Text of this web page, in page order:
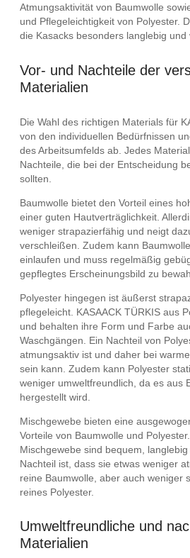
Atmungsaktivität von Baumwolle
und Pflegeleichtigkeit von Polyester.
die Kasacks besonders langlebig und
Vor- und Nachteile der
Materialien
Die Wahl des richtigen Materials für
von den individuellen Bedürfnissen
des Arbeitsumfelds ab. Jedes
Nachteile, die bei der Entscheidung
sollten.
Baumwolle bietet den Vorteil eines
einer guten Hautverträglichkeit.
weniger strapazierfähig und neigt
verschleißen. Zudem kann
einlaufen und muss regelmäßig
gepflegtes Erscheinungsbild zu
Polyester hingegen ist äußerst
pflegeleicht. KASAACK TÜRKIS aus
und behalten ihre Form und Farbe
Waschgängen. Ein Nachteil von
atmungsaktiv ist und daher bei
sein kann. Zudem kann Polyester
weniger umweltfreundlich, da es aus
hergestellt wird.
Mischgewebe bieten eine
Vorteile von Baumwolle und
Mischgewebe sind bequem,
Nachteil ist, dass sie etwas weniger
reine Baumwolle, aber auch weniger
reines Polyester.
Umweltfreundliche und
Materialien